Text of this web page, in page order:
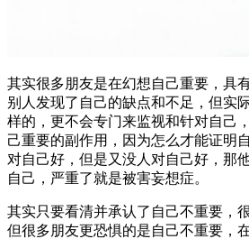
其实很多朋友是在幻想自己重要，具
别人发现了自己的缺点和不足，但实
样的，更不会专门来监视和针对自己
己重要的副作用，因为怎么才能证明
对自己好，但是又没人对自己好，那
自己，严重了就是被害妄想症。
其实只要看清并承认了自己不重要，
但很多朋友更恐惧的是自己不重要，